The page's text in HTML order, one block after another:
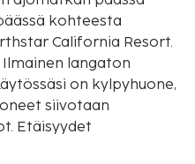
California Resort.
langaton
on kylpyhuone,
siivotaan
Etäisyydet